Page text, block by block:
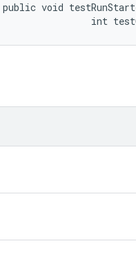
public void
int